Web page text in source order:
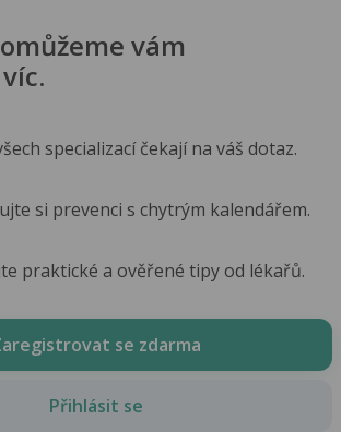
vám
specializací čekají na váš dotaz.
si prevenci s chytrým kalendářem.
praktické a ověřené tipy od lékařů.
se zdarma
Přihlásit se